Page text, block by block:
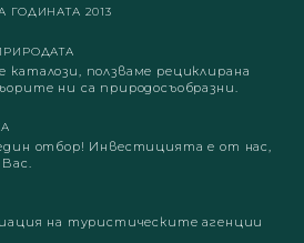
ГОДИНАТА 2013
ползваме рециклирана
ни са природосъобразни.
отбор! Инвестицията е от нас,
на туристическите агенции